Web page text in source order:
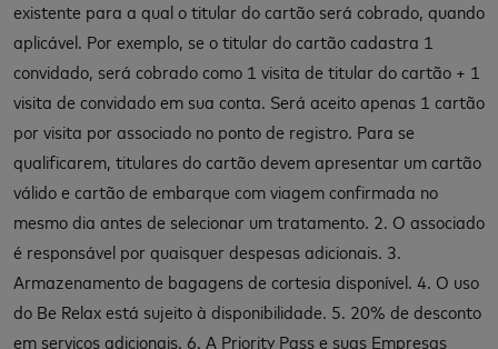
existente para a qual o titular do cartão será cobrado, quando
aplicável. Por exemplo, se o titular do cartão cadastra 1
convidado, será cobrado como 1 visita de titular do cartão + 1
visita de convidado em sua conta. Será aceito apenas 1 cartão
por visita por associado no ponto de registro. Para se
qualificarem, titulares do cartão devem apresentar um cartão
válido e cartão de embarque com viagem confirmada no
mesmo dia antes de selecionar um tratamento. 2. O associado
é responsável por quaisquer despesas adicionais. 3.
Armazenamento de bagagens de cortesia disponível. 4. O uso
do Be Relax está sujeito à disponibilidade. 5. 20% de desconto
em serviços adicionais. 6. A Priority Pass e suas Empresas